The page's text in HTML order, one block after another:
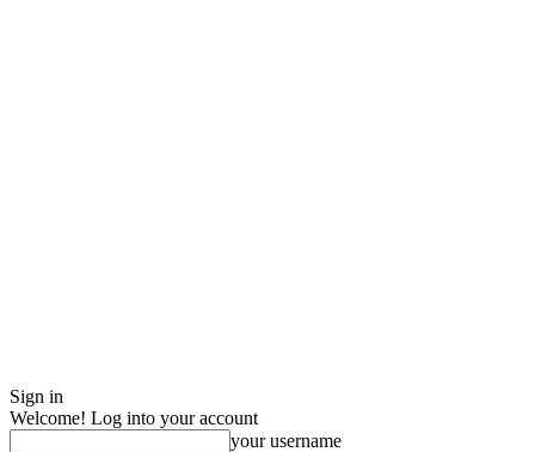
Sign in
Welcome! Log into your account
your username